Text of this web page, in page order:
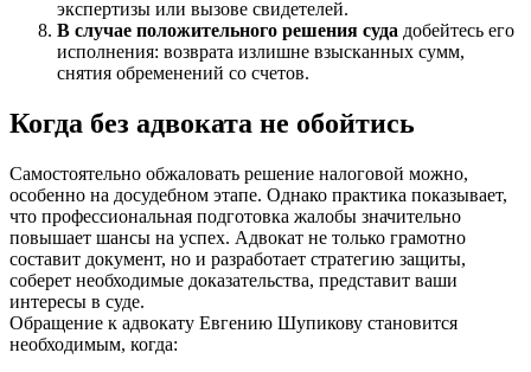
экспертизы или вызове свидетелей.
В случае положительного решения суда добейтесь его
исполнения: возврата излишне взысканных сумм,
снятия обременений со счетов.
Когда без адвоката не обойтись
Самостоятельно обжаловать решение налоговой можно,
особенно на досудебном этапе. Однако практика показывает,
что профессиональная подготовка жалобы значительно
повышает шансы на успех. Адвокат не только грамотно
составит документ, но и разработает стратегию защиты,
соберет необходимые доказательства, представит ваши
интересы в суде.
Обращение к адвокату Евгению Шупикову становится
необходимым, когда: